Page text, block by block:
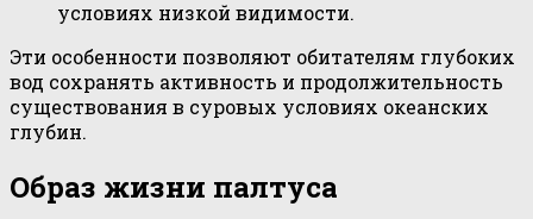
условиях низкой видимости.
Эти особенности позволяют обитателям глубоких
вод сохранять активность и продолжительность
существования в суровых условиях океанских
глубин.
Образ жизни палтуса